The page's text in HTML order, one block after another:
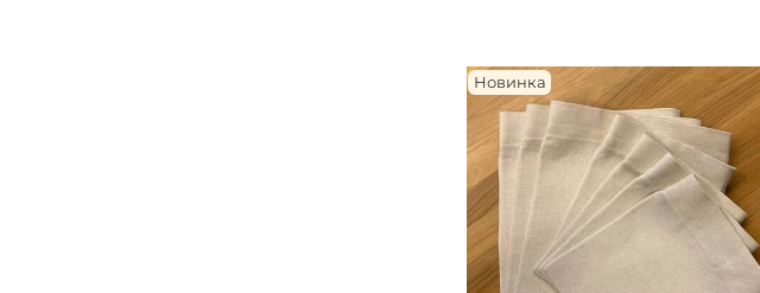
Новинка